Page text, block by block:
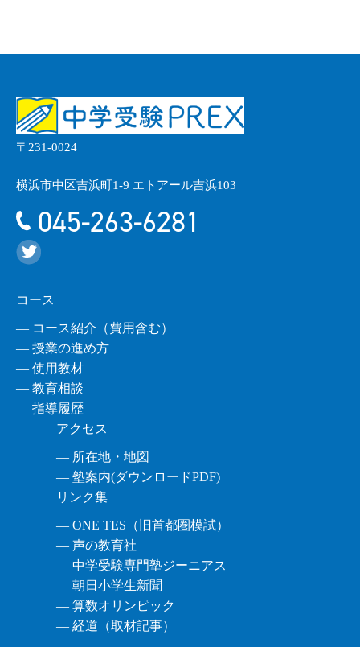
〒231-0024
横浜市中区吉浜町1-9 エトアール吉浜103
045-263-6281
コース
― コース紹介（費用含む）
― 授業の進め方
― 使用教材
― 教育相談
― 指導履歴
アクセス
― 所在地・地図
― 塾案内(ダウンロードPDF)
リンク集
― ONE TES（旧首都圏模試）
― 声の教育社
― 中学受験専門塾ジーニアス
― 朝日小学生新聞
― 算数オリンピック
― 経道（取材記事）